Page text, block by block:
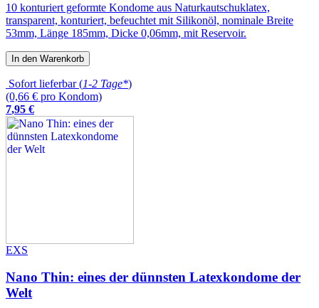
10 konturiert geformte Kondome aus Naturkautschuklatex,
transparent, konturiert, befeuchtet mit Silikonöl, nominale Breite
53mm, Länge 185mm, Dicke 0,06mm, mit Reservoir.
In den Warenkorb
Sofort lieferbar (1-2 Tage*)
(0,66 € pro Kondom)
7,95 €
EXS
Nano Thin: eines der dünnsten Latexkondome der
Welt